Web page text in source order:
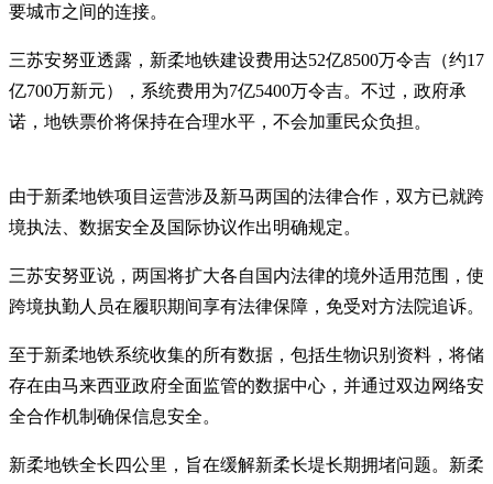
要城市之间的连接。
三苏安努亚透露，新柔地铁建设费用达52亿8500万令吉（约17
亿700万新元），系统费用为7亿5400万令吉。不过，政府承
诺，地铁票价将保持在合理水平，不会加重民众负担。
由于新柔地铁项目运营涉及新马两国的法律合作，双方已就跨
境执法、数据安全及国际协议作出明确规定。
三苏安努亚说，两国将扩大各自国内法律的境外适用范围，使
跨境执勤人员在履职期间享有法律保障，免受对方法院追诉。
至于新柔地铁系统收集的所有数据，包括生物识别资料，将储
存在由马来西亚政府全面监管的数据中心，并通过双边网络安
全合作机制确保信息安全。
新柔地铁全长四公里，旨在缓解新柔长堤长期拥堵问题。新柔